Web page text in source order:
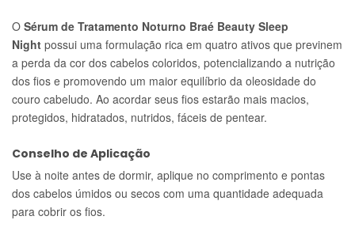
O Sérum de Tratamento Noturno Braé Beauty Sleep
Night possui uma formulação rica em quatro ativos que previnem
a perda da cor dos cabelos coloridos, potencializando a nutrição
dos fios e promovendo um maior equilíbrio da oleosidade do
couro cabeludo. Ao acordar seus fios estarão mais macios,
protegidos, hidratados, nutridos, fáceis de pentear.
Conselho de Aplicação
Use à noite antes de dormir, aplique no comprimento e pontas
dos cabelos úmidos ou secos com uma quantidade adequada
para cobrir os fios.